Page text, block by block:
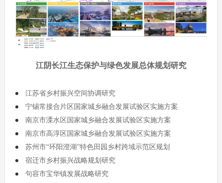
江阴长江生态保护与绿色发展总体规划研究
江苏省乡村振兴空间协调研究
宁锡常接合片区国家城乡融合发展试验区实施方案
南京市溧水区国家城乡融合发展试验区实施方案
南京市高淳区国家城乡融合发展试验区实施方案
苏州市“环阳澄湖”特色田园乡村跨域示范区规划
宿迁市乡村振兴战略规划研究
句容市宝华镇发展战略研究